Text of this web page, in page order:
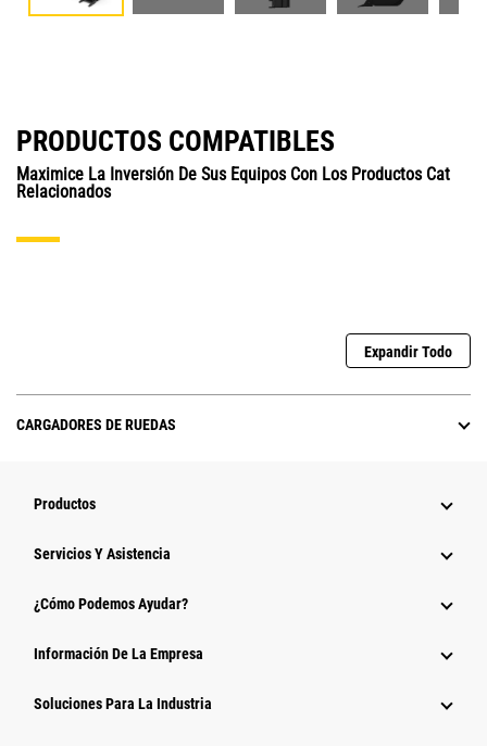
PRODUCTOS COMPATIBLES
Maximice La Inversión De Sus Equipos Con Los Productos Cat
Relacionados
Expandir Todo
CARGADORES DE RUEDAS
Productos
Servicios Y Asistencia
¿Cómo Podemos Ayudar?
Información De La Empresa
Soluciones Para La Industria